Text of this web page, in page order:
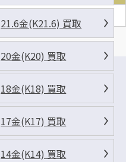
21.6金(K21.6) 買取
20金(K20) 買取
18金(K18) 買取
17金(K17) 買取
14金(K14) 買取